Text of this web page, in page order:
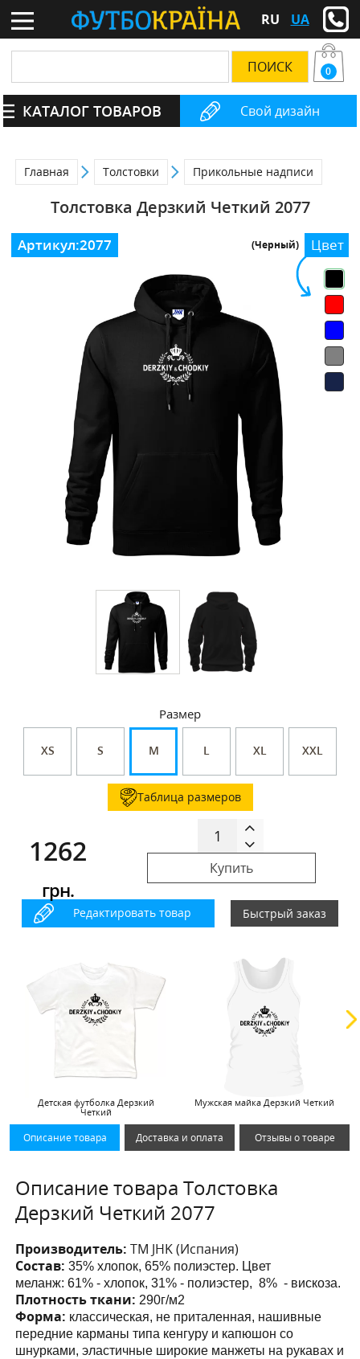
RU UA
Свой дизайн
0
КАТАЛОГ ТОВАРОВ
Главная Толстовки Прикольные надписи
Толстовка Дерзкий Четкий 2077
Цвет
(Черный)
Размер
XS S M L XL XXL
Таблица размеров
1262
грн.
Купить
Редактировать товар Быстрый заказ
Артикул:2077
Детская футболка Дерзкий
Четкий
Мужская майка Дерзкий Четкий
Описание товара Доставка и оплата Отзывы о товаре
Описание товара Толстовка
Дерзкий Четкий 2077
Производитель:ТМ JHK (Испания)
Состав: 35% хлопок, 65% полиэстер. Цвет
меланж:61% - хлопок, 31% - полиэстер, 8% - вискоза.
Плотность ткани: 290г/м2
Форма: классическая, не приталенная, нашивные
передние карманытипа кенгуру и капюшон со
шнурками, эластичные широкие манжеты на рукавах и